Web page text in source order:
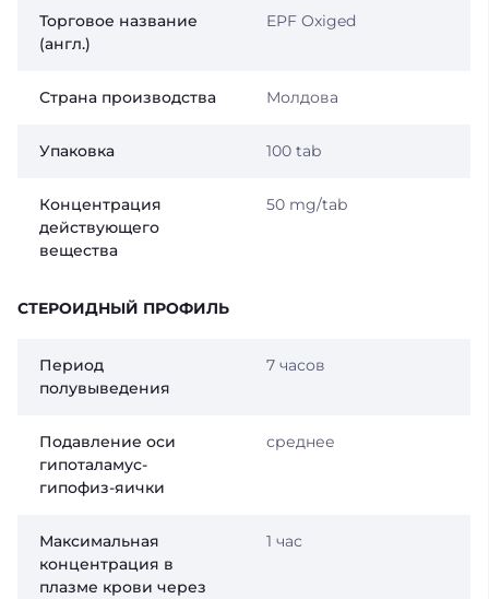
Торговое название
(англ.)
EPF Oxiged
Страна производства Молдова
Упаковка 100 tab
Концентрация
действующего
вещества
50 mg/tab
СТЕРОИДНЫЙ ПРОФИЛЬ
Период
полувыведения
7 часов
Подавление оси
гипоталамус-
гипофиз-яички
среднее
Максимальная
концентрация в
плазме крови через
1 час